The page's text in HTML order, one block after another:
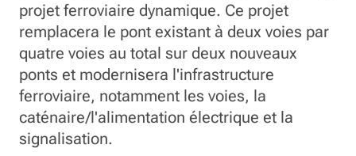
projet ferroviaire dynamique. Ce projet
remplacera le pont existant à deux voies par
quatre voies au total sur deux nouveaux
ponts et modernisera l'infrastructure
ferroviaire, notamment les voies, la
caténaire/l'alimentation électrique et la
signalisation.